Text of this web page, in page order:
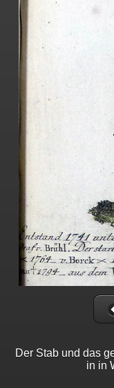
Der Stab und das
in in